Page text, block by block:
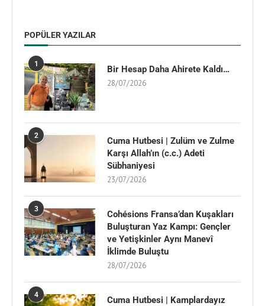
POPÜLER YAZILAR
1 Bir Hesap Daha Ahirete Kaldı…
28/07/2026
2
Cuma Hutbesi | Zulüm ve Zulme
Karşı Allah’ın (c.c.) Adeti
Sübhaniyesi
23/07/2026
3
Cohésions Fransa’dan Kuşakları
Buluşturan Yaz Kampı: Gençler
ve Yetişkinler Aynı Manevî
İklimde Buluştu
28/07/2026
4 Cuma Hutbesi | Kamplardayız